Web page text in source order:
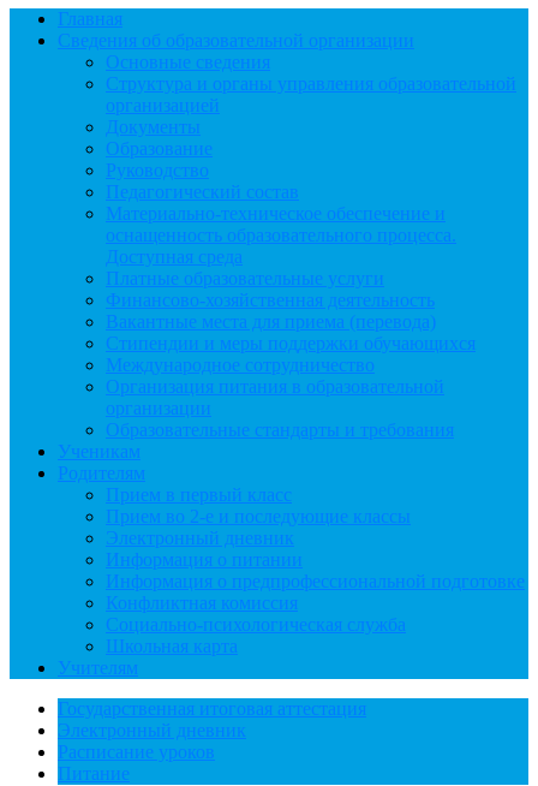
Главная
Сведения об образовательной организации
Основные сведения
Структура и органы управления образовательной
организацией
Документы
Образование
Руководство
Педагогический состав
Материально-техническое обеспечение и
оснащенность образовательного процесса.
Доступная среда
Платные образовательные услуги
Финансово-хозяйственная деятельность
Вакантные места для приема (перевода)
Стипендии и меры поддержки обучающихся
Международное сотрудничество
Организация питания в образовательной
организации
Образовательные стандарты и требования
Ученикам
Родителям
Прием в первый класс
Прием во 2-е и последующие классы
Электронный дневник
Информация о питании
Информация о предпрофессиональной подготовке
Конфликтная комиссия
Социально-психологическая служба
Школьная карта
Учителям
Государственная итоговая аттестация
Электронный дневник
Расписание уроков
Питание